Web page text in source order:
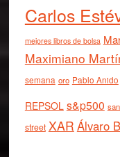
Carlos
mejores libros de bolsa
Maximiano
semana oro Pablo Anido
REPSOL s&p500
street XAR Álvaro